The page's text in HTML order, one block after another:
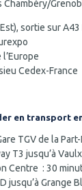
Chambéry/
sortie sur
Cedex-France
en transport
TGV de la
T3 jusqu’à
Centre : 30
jusqu’à Grange